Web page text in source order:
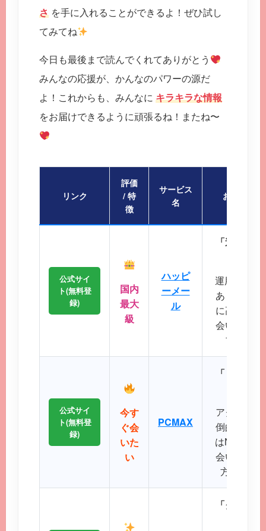
さ を手に入れることができるよ！ぜひ試し
てみてね
今日も最後まで読んでくれてありがとう
みんなの応援が、かんなのパワーの源だ
よ！これからも、みんなに キラキラな情報
をお届けできるように頑張るね！またね〜
リンク
評価
/ 特
徴
サービス
名
おすすめ
公式サイ
ト(無料登
録)
国内
最大
級
ハッピ
ーメー
ル
「迷った
運用歴20
あり、マ
に高く、
会いが期
プクラ
公式サイ
ト(無料登
録)
今す
ぐ会
いた
い
PCMAX
「リアル
アクティ
倒的で、
はNo.1で
会いたい
方に最適
「クリー